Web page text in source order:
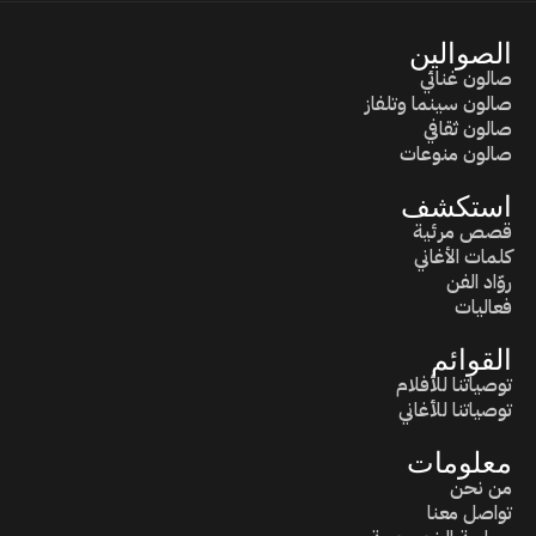
الصوالين
صالون غنائي
صالون سينما وتلفاز
صالون ثقافي
صالون منوعات
استكشف
قصص مرئية
كلمات الأغاني
روّاد الفن
فعاليات
القوائم
توصياتنا للأفلام
توصياتنا للأغاني
معلومات
من نحن
تواصل معنا